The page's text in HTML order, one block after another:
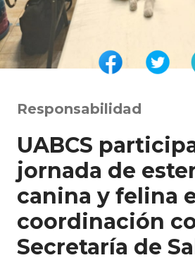
Responsabilidad
UABCS
jornada de
canina y felina
coordinación
Secretaría de